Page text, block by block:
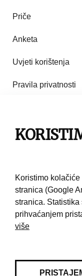
Priče
Anketa
Uvjeti korištenja
Pravila privatnosti
Pravila korištenja
Koristimo
stranica (Google
stranica.
prihvaćanjem
više